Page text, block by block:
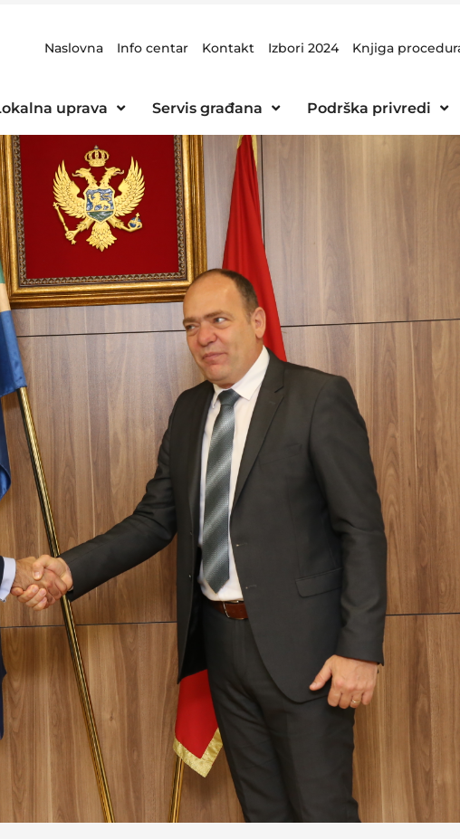
Naslovna Info centar Kontakt Izbori 2024 Knjiga
uprava Servis građana Podrška privredi